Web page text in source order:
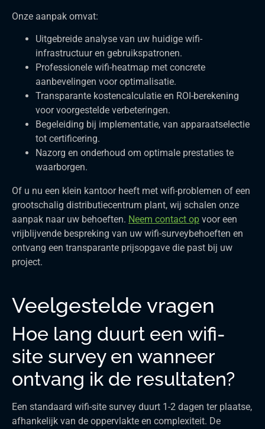
Onze aanpak omvat:
Uitgebreide analyse van uw huidige wifi-
infrastructuur en gebruikspatronen.
Professionele wifi-heatmap met concrete
aanbevelingen voor optimalisatie.
Transparante kostencalculatie en ROI-berekening
voor voorgestelde verbeteringen.
Begeleiding bij implementatie, van apparaatselectie
tot certificering.
Nazorg en onderhoud om optimale prestaties te
waarborgen.
Of u nu een klein kantoor heeft met wifi-problemen of een
grootschalig distributiecentrum plant, wij schalen onze
aanpak naar uw behoeften. Neem contact op voor een
vrijblijvende bespreking van uw wifi-surveybehoeften en
ontvang een transparante prijsopgave die past bij uw
project.
Veelgestelde vragen
Hoe lang duurt een wifi-
site survey en wanneer
ontvang ik de resultaten?
Een standaard wifi-site survey duurt 1-2 dagen ter plaatse,
afhankelijk van de oppervlakte en complexiteit. De